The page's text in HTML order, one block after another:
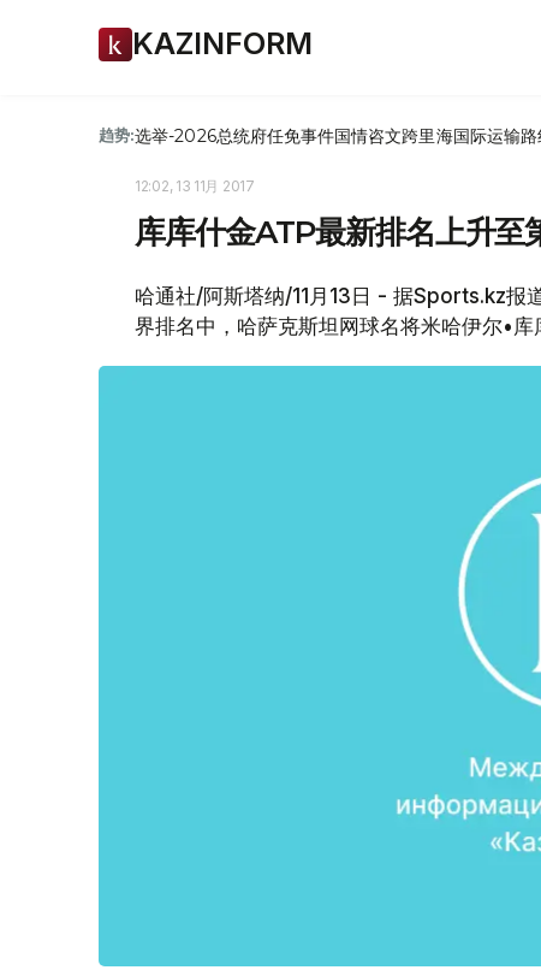
KAZINFORM
趋势:选举-2026总统府任免事件国情咨文跨里海国际运输
12:02, 13 11月 2017
库库什金ATP最新排名上升至
哈通社/阿斯塔纳/11月13日 - 据Sports.kz报
界排名中，哈萨克斯坦网球名将米哈伊尔•库